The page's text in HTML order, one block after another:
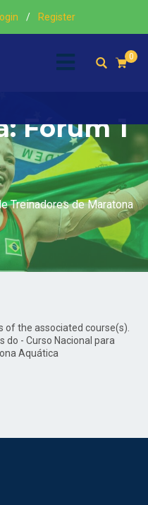
Login / Register
0
Fórum 1
Treinadores de Maratona
the associated course(s).
do - Curso Nacional para
Aquática